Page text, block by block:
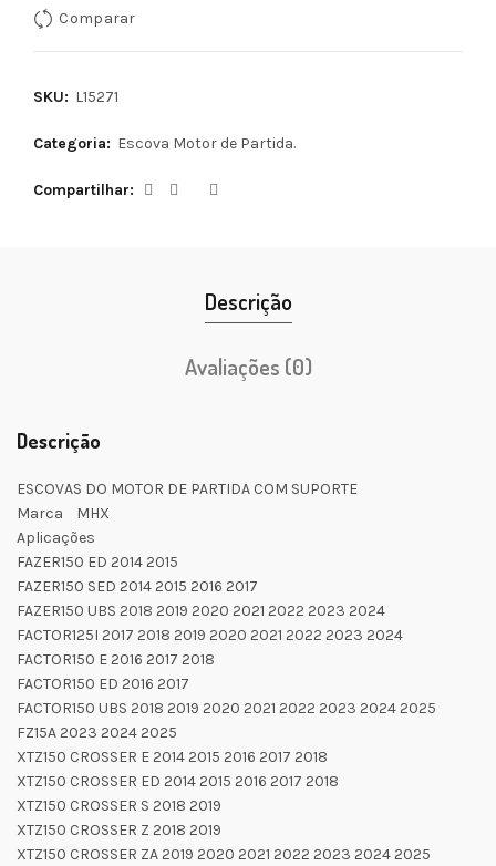
Comparar
SKU: L15271
Categoria: Escova Motor de Partida.
Compartilhar
Descrição
Avaliações (0)
Descrição
ESCOVAS DO MOTOR DE PARTIDA COM SUPORTE
Marca MHX
Aplicações
FAZER150 ED 2014 2015
FAZER150 SED 2014 2015 2016 2017
FAZER150 UBS 2018 2019 2020 2021 2022 2023 2024
FACTOR125I 2017 2018 2019 2020 2021 2022 2023 2024
FACTOR150 E 2016 2017 2018
FACTOR150 ED 2016 2017
FACTOR150 UBS 2018 2019 2020 2021 2022 2023 2024 2025
FZ15A 2023 2024 2025
XTZ150 CROSSER E 2014 2015 2016 2017 2018
XTZ150 CROSSER ED 2014 2015 2016 2017 2018
XTZ150 CROSSER S 2018 2019
XTZ150 CROSSER Z 2018 2019
XTZ150 CROSSER ZA 2019 2020 2021 2022 2023 2024 2025